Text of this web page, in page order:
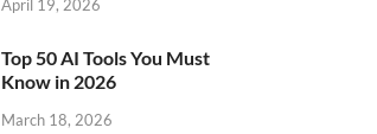
April 19, 2026
Top 50 AI Tools You Must
Know in 2026
March 18, 2026